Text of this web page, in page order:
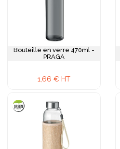
Bouteille en verre 470ml -
PRAGA
1,66 € HT